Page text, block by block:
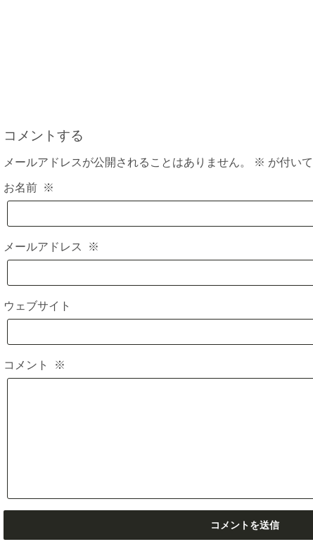
コメントする
メールアドレスが公開されることはありません。 ※ が付い
お名前 ※
メールアドレス ※
ウェブサイト
コメント ※